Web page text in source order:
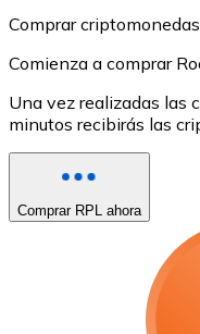
Comprar criptomonedas
Comienza a comprar
Una vez realizadas las
minutos recibirás las
Comprar RPL ahora